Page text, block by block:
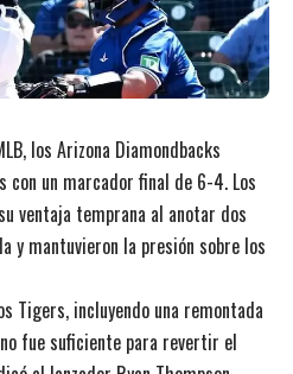
los Arizona Diamondbacks
un marcador final de 6-4. Los
ventaja temprana al anotar dos
y mantuvieron la presión sobre los
Tigers, incluyendo una remontada
fue suficiente para revertir el